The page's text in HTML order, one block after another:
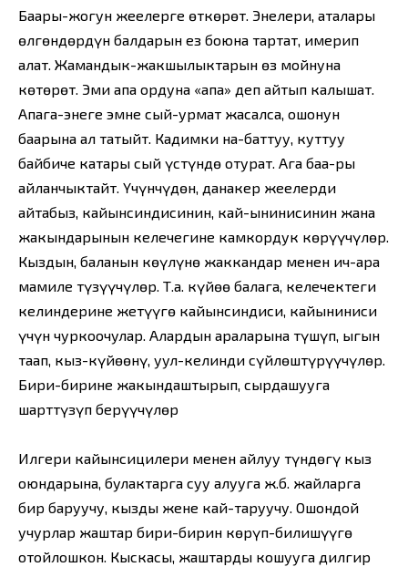
Баары-жогун жеңелерге өткөрөт. Энелери, аталары
өлгөндөрдүн балдарын ез боюна тартат, имерип
алат. Жамандык-жакшылыктарын өз мойнуна
көтөрөт. Эми апа ордуна «апа» деп айтып калышат.
Апага-энеге эмне сый-урмат жасалса, ошонун
баарына ал татыйт. Кадимки на-баттуу, куттуу
байбиче катары сый үстүндө отурат. Ага баа-ры
айланчыктайт. Үчүнчүдөн, данакер жеңелерди
айтабыз, кайынсиндисинин, кай-ынинисинин жана
жакындарынын келечегине камкордук көрүүчүлөр.
Кыздын, баланын көңүлүнө жаккандар менен ич-ара
мамиле түзүүчүлөр. Т.а. күйөө балага, келечектеги
келиндерине жетүүгө кайынсиндиси, кайыниниси
үчүн чуркоочулар. Алардын араларына түшүп, ыгын
таап, кыз-күйөөнү, уул-келинди сүйлөштүрүүчүлөр.
Бири-бирине жакындаштырып, сырдашууга
шарттүзүп берүүчүлөр
Илгери кайынсиңцилери менен айлуу түндөгү кыз
оюндарына, булактарга суу алууга ж.б. жайларга
бир баруучу, кызды жене кай-таруучу. Ошондой
учурлар жаштар бири-бирин көрүп-билишүүгө
оңтойлошкон. Кыскасы, жаштарды кошууга дилгир